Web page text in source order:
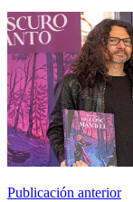
Publicación anterior